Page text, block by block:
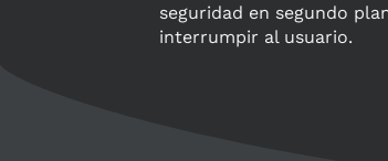
seguridad en segundo
interrumpir al usuario.